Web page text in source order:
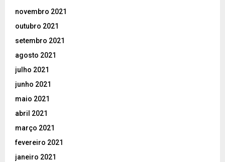
novembro 2021
outubro 2021
setembro 2021
agosto 2021
julho 2021
junho 2021
maio 2021
abril 2021
março 2021
fevereiro 2021
janeiro 2021